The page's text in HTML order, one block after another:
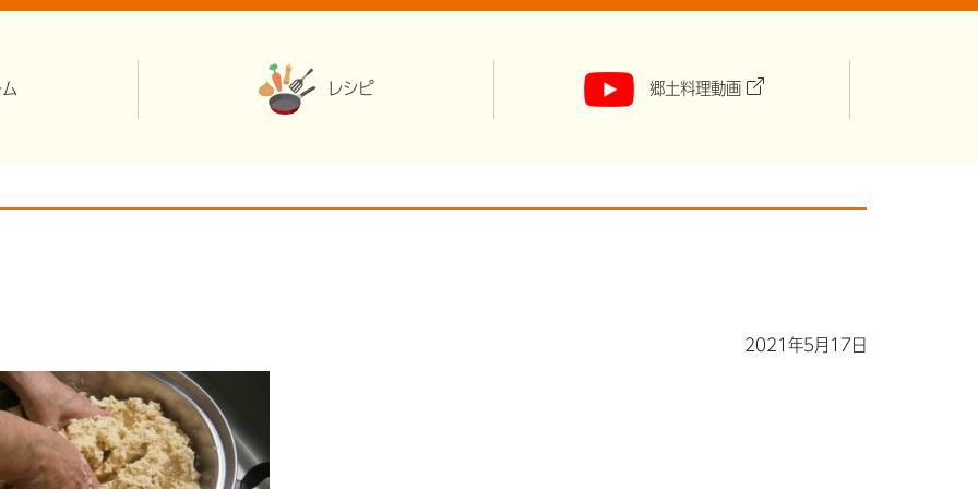
レシピ 郷土料理動画
2021年5月17日